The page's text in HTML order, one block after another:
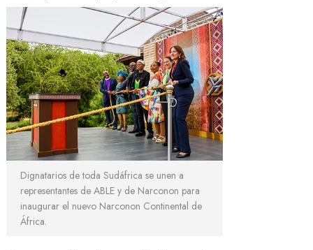
Dignatarios de toda Sudáfrica se unen a
representantes de ABLE y de Narconon para
inaugurar el nuevo Narconon Continental de
África.